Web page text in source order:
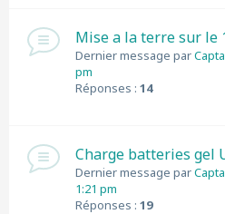
Mise a la terre sur le
Dernier message par
pm
Réponses : 14
Charge batteries gel
Dernier message par
1:21 pm
Réponses : 19